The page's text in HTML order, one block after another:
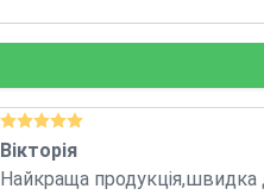
Вікторія
Найкраща